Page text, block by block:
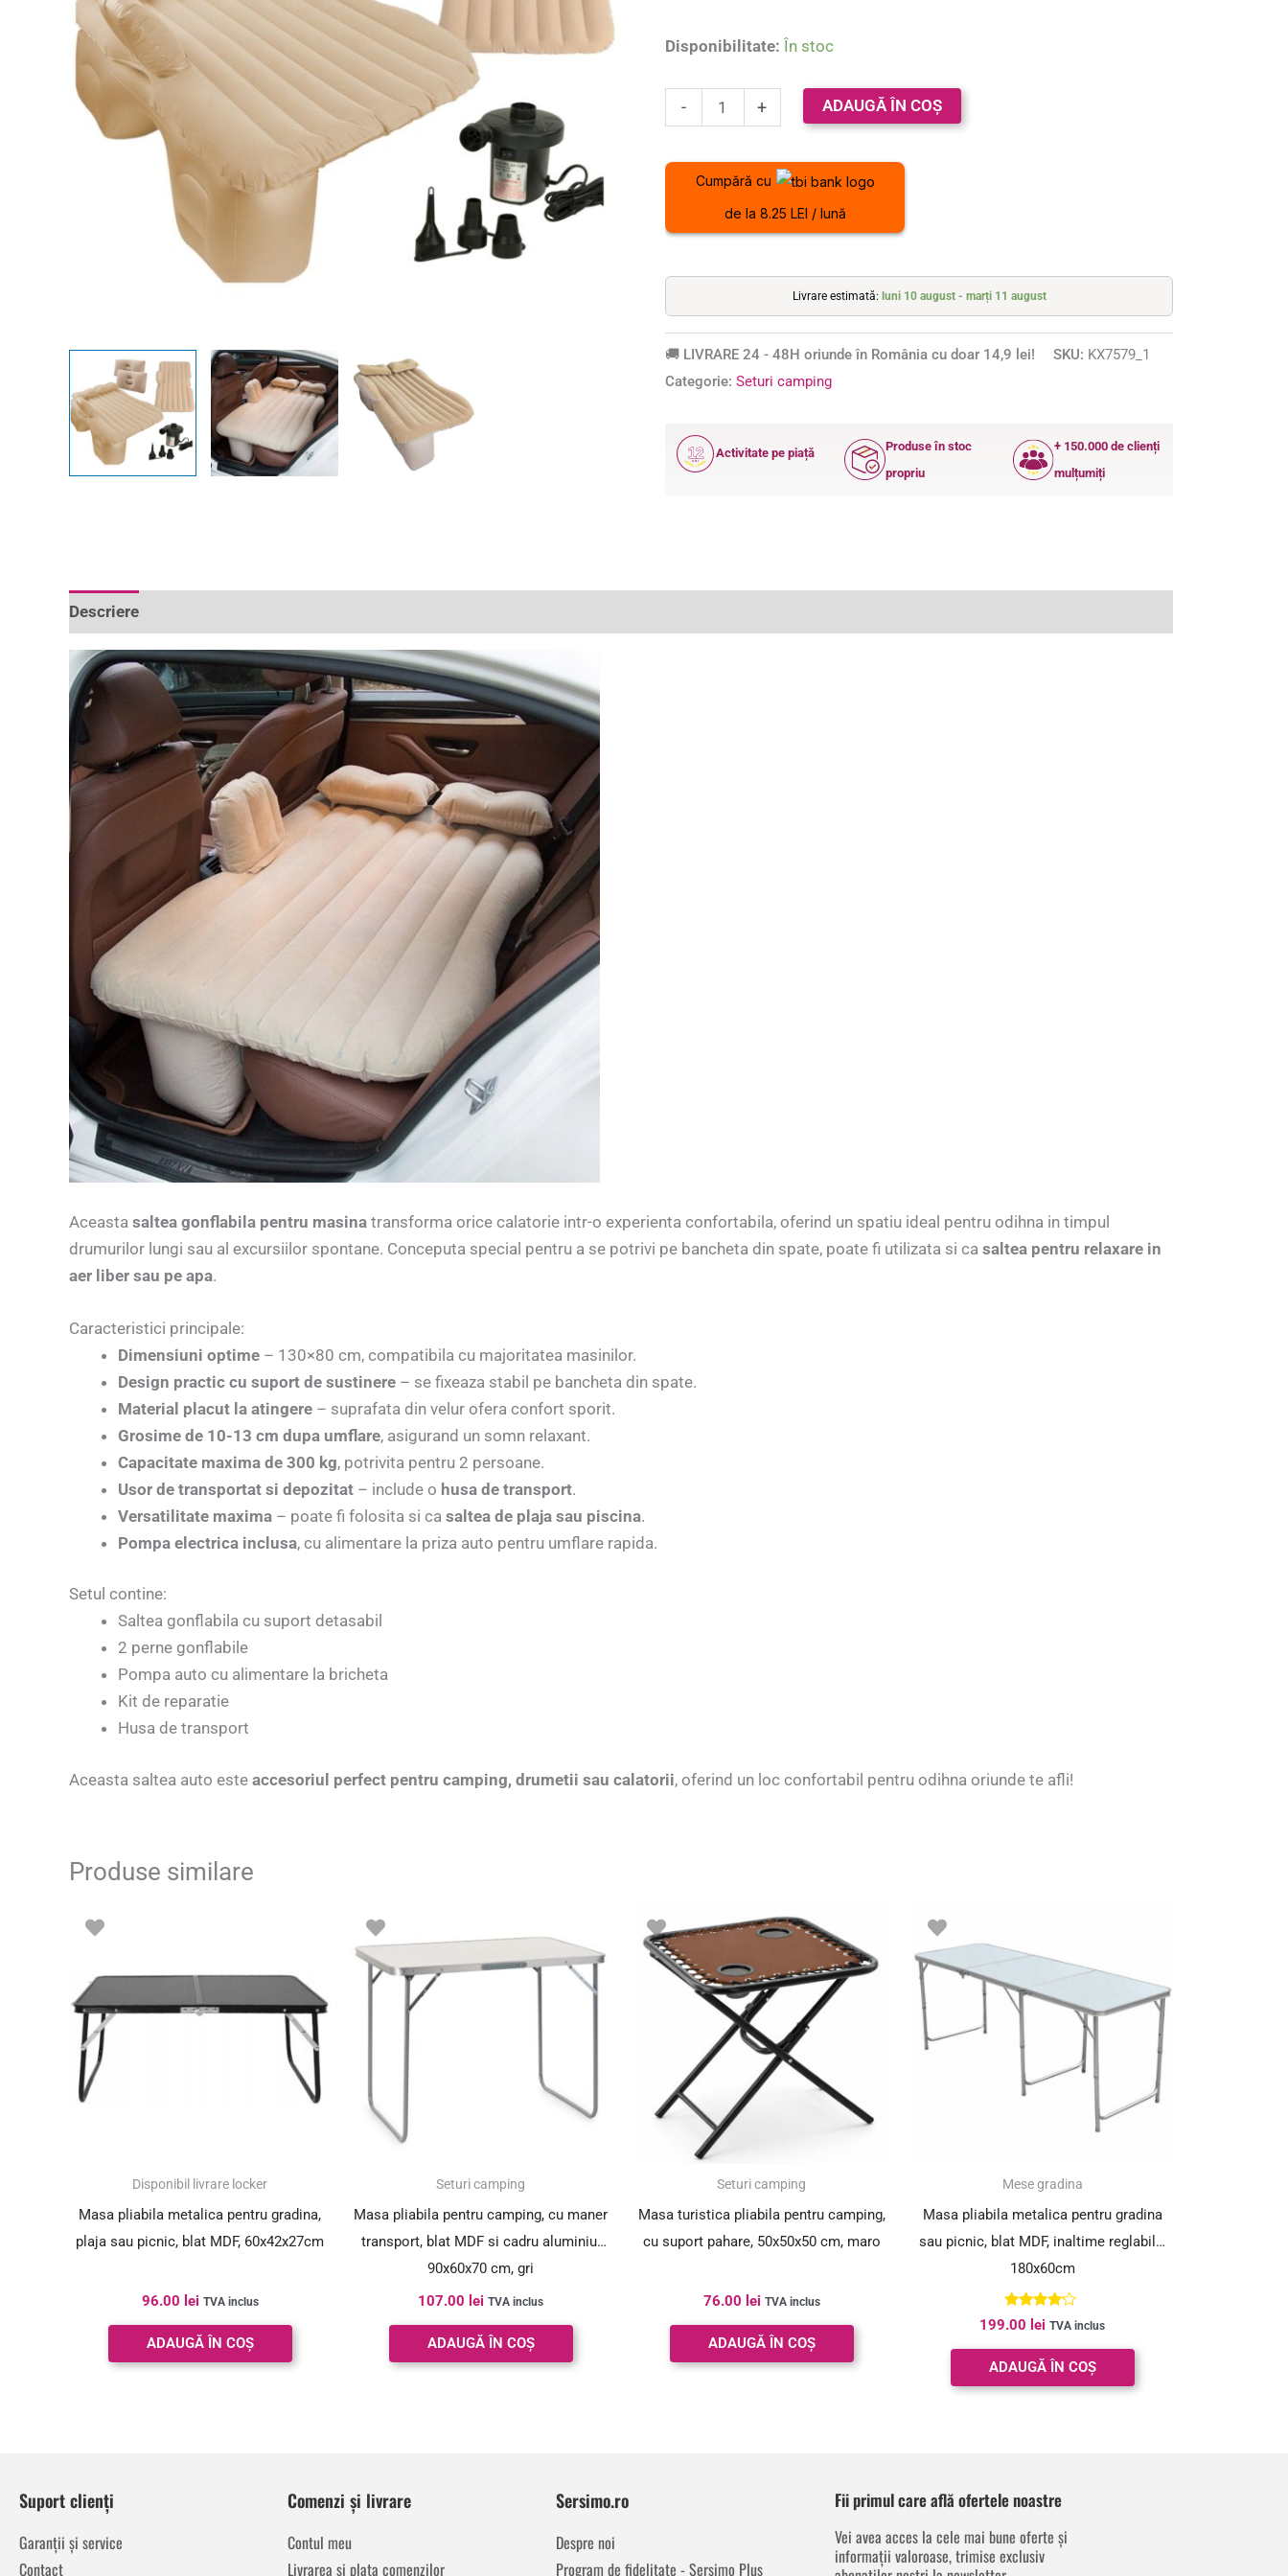
Disponibilitate: În stoc
-
masina,
2
si
+ ADAUGĂ ÎN COȘ
Cumpără cu
de la 8.25 LEI / lună
Livrare estimată: luni 10 august - marți 11 august
🚚 LIVRARE 24 - 48H oriunde în România cu doar 14,9 lei! SKU: KX7579_1
Categorie:Seturi camping
12
ANI
Activitate pe piață
Produse în stoc
propriu
+ 150.000 de clienți
mulțumiți
Descriere
Aceasta saltea gonflabila pentru masina transforma orice calatorie intr-o experienta confortabila, oferind un spatiu ideal pentru odihna in timpul
drumurilor lungi sau al excursiilor spontane. Conceputa special pentru a se potrivi pe bancheta din spate, poate fi utilizata si ca saltea pentru relaxare in
aer liber sau pe apa.
Caracteristici principale:
Dimensiuni optime – 130×80 cm, compatibila cu majoritatea masinilor.
Design practic cu suport de sustinere – se fixeaza stabil pe bancheta din spate.
Material placut la atingere – suprafata din velur ofera confort sporit.
Grosime de 10-13 cm dupa umflare, asigurand un somn relaxant.
Capacitate maxima de 300 kg, potrivita pentru 2 persoane.
Usor de transportat si depozitat – include o husa de transport.
Versatilitate maxima – poate fi folosita si ca saltea de plaja sau piscina.
Pompa electrica inclusa, cu alimentare la priza auto pentru umflare rapida.
Setul contine:
Saltea gonflabila cu suport detasabil
2 perne gonflabile
Pompa auto cu alimentare la bricheta
Kit de reparatie
Husa de transport
Aceasta saltea auto este accesoriul perfect pentru camping, drumetii sau calatorii, oferind un loc confortabil pentru odihna oriunde te afli!
Produse similare
Disponibil livrare locker
Masa pliabila metalica pentru gradina,
plaja sau picnic, blat MDF, 60x42x27cm
96.00 lei TVA inclus
ADAUGĂ ÎN COȘ
Seturi camping
Masa pliabila pentru camping, cu maner
transport, blat MDF si cadru aluminiu,
90x60x70 cm, gri
107.00 lei TVA inclus
ADAUGĂ ÎN COȘ
Seturi camping
Masa turistica pliabila pentru camping,
cu suport pahare, 50x50x50 cm, maro
76.00 lei TVA inclus
ADAUGĂ ÎN COȘ
Mese gradina
Masa pliabila metalica pentru gradina
sau picnic, blat MDF, inaltime reglabila,
180x60cm
Evaluat la
4.00
din 5
199.00 lei TVA inclus
ADAUGĂ ÎN COȘ
Suport clienți
Garanții și service
Contact
Comenzi și livrare
Contul meu
Livrarea și plata comenzilor
Sersimo.ro
Despre noi
Program de fidelitate - Sersimo Plus
Fii primul care află ofertele noastre
Vei avea acces la cele mai bune oferte și
informații valoroase, trimise exclusiv